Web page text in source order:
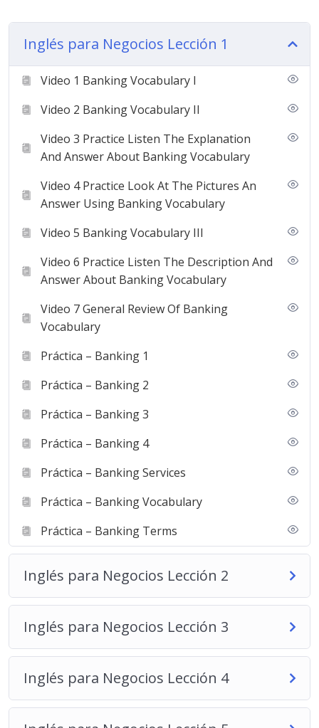
Inglés para Negocios Lección 1
Video 1 Banking Vocabulary I
Video 2 Banking Vocabulary II
Video 3 Practice Listen The Explanation
And Answer About Banking Vocabulary
Video 4 Practice Look At The Pictures An
Answer Using Banking Vocabulary
Video 5 Banking Vocabulary III
Video 6 Practice Listen The Description And
Answer About Banking Vocabulary
Video 7 General Review Of Banking
Vocabulary
Práctica – Banking 1
Práctica – Banking 2
Práctica – Banking 3
Práctica – Banking 4
Práctica – Banking Services
Práctica – Banking Vocabulary
Práctica – Banking Terms
Inglés para Negocios Lección 2
Inglés para Negocios Lección 3
Inglés para Negocios Lección 4